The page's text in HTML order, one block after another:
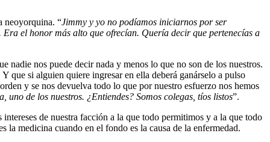
neoyorquina. “Jimmy y yo no podíamos iniciarnos por ser
Era el honormás alto que ofrecían. Quería decir que pertenecías a
nadie nos puede decir nada y menos lo que no son de los nuestros.
que si alguien quiere ingresar en ella deberá ganárselo a pulso
y se nos devuelva todo lo que por nuestro esfuerzo nos hemos
uno de los nuestros. ¿Entiendes? Somos colegas, tíos listos”.
de nuestra facción a la que todo permitimos y a la que todo
la medicina cuando en el fondo es la causa de la enfermedad.